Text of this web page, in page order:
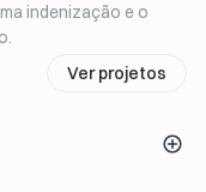
indenização e o
Ver projetos